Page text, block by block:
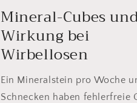
Mineral-Cubes
Wirkung bei
Wirbellosen
Ein Mineralstein pro Woche
Schnecken haben fehlerfreie